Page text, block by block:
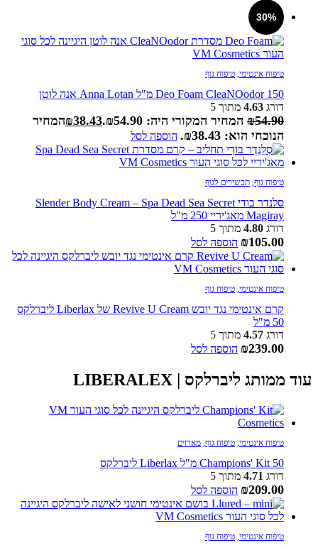
30%
טיפוח אינטימי, טיפוח גוף
Deo Foam CleaNOodor 150 מ"ל Anna Lotan אנה לוטן
דורג 4.63 מתוך 5
₪54.90 המחיר המקורי היה: ₪54.90. ₪38.43 המחיר
הנוכחי הוא: ₪38.43.
הוספה לסל
טיפוח גוף, תכשירים לגוף
סלנדר בודי Slender Body Cream – Spa Dead Sea Secret
Magiray מאג'יריי 250 מ"ל
דורג 4.80 מתוך 5
₪105.00 הוספה לסל
טיפוח אינטימי, טיפוח גוף
קרם אינטימי נגד יובש Revive U Cream של Liberlax ליברלקס
50 מ"ל
דורג 4.57 מתוך 5
₪239.00 הוספה לסל
עוד ממותג ליברלקס | LIBERALEX
טיפוח אינטימי, טיפוח גוף, מארזים
Champions' Kit 50 מ"ל Liberlax ליברלקס
דורג 4.71 מתוך 5
₪209.00 הוספה לסל
טיפוח אינטימי, טיפוח גוף